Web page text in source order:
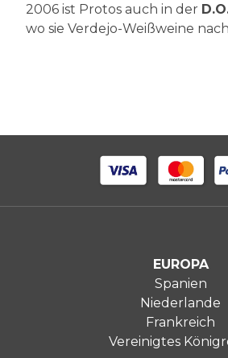
2006 ist Protos auch in der
wo sie Verdejo-Weißweine
EUROPA
Spanien
Niederlande
Frankreich
Vereinigtes